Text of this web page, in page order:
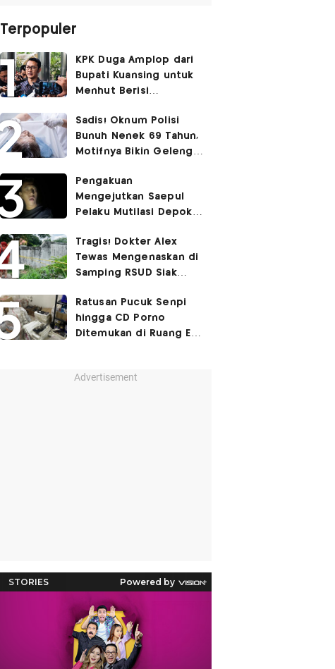
Terpopuler
KPK Duga Amplop dari
Bupati Kuansing untuk
Menhut Berisi
Pengembaliannya
Belum Utuh
Sadis! Oknum Polisi
Bunuh Nenek 69 Tahun,
Motifnya Bikin Geleng
Pengakuan
Mengejutkan Saepul
Pelaku Mutilasi Depok:
Korban di Kontrakan
Tragis! Dokter Alex
Tewas Mengenaskan di
Samping RSUD Siak
Rocuronium
Ratusan Pucuk Senpi
hingga CD Porno
Ditemukan di Ruang Eks
Advertisement